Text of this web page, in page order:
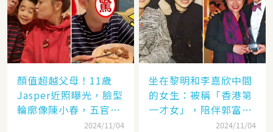
顏值超越父母！11歲
Jasper近照曝光，臉型
輪廓像陳小春，五官卻
更像應采兒網驚：完美
2024/11/04
坐在黎明和李嘉欣中間
的女生：被稱「香港第
一才女」，陪伴郭富城
「29年」卻看他娶了別
2024/11/04